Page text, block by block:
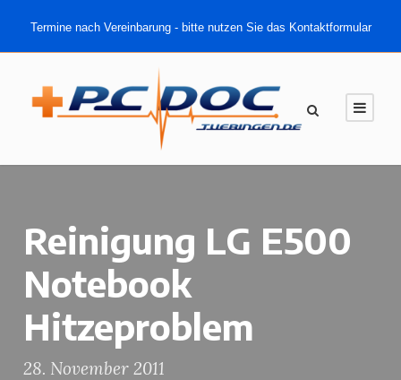
Termine nach Vereinbarung - bitte nutzen Sie das Kontaktformular
Reinigung LG E500
Notebook
Hitzeproblem
28. November 2011